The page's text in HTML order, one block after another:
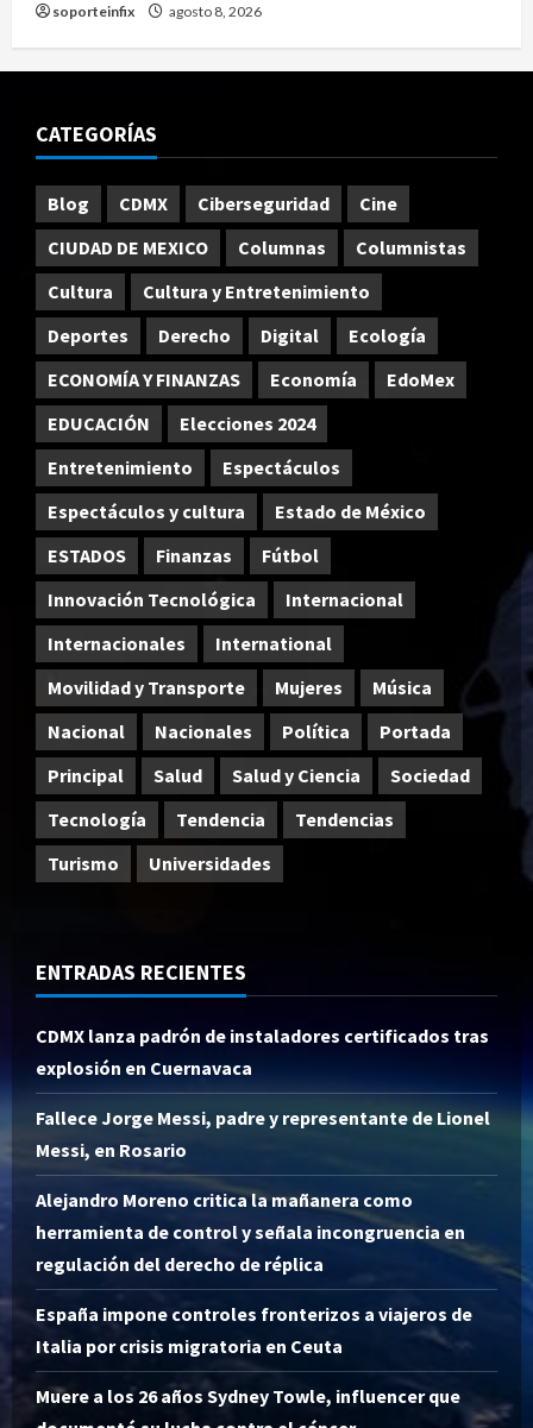
soporteinfix agosto 8, 2026
CATEGORÍAS
Blog CDMX Ciberseguridad
Cine
CIUDAD DE MEXICO
Columnas
Columnistas
Cultura
Cultura y Entretenimiento
Deportes
Derecho Digital
Ecología
ECONOMÍA Y FINANZAS
Economía
EdoMex
EDUCACIÓN
Elecciones 2024
Entretenimiento
Espectáculos
Espectáculos y cultura
Estado de México
ESTADOS
Finanzas
Fútbol
Innovación Tecnológica
Internacional
Internacionales
International
Movilidad y Transporte
Mujeres
Música
Nacional
Nacionales Política
Portada
Principal
Salud Salud y Ciencia
Sociedad
Tecnología
Tendencia
Tendencias
Turismo
Universidades
ENTRADAS RECIENTES
CDMX lanza padrón de instaladores certificados tras
explosión en Cuernavaca
Fallece Jorge Messi, padre y representante de Lionel
Messi, en Rosario
Alejandro Moreno critica la mañanera como
herramienta de control y señala incongruencia en
regulación del derecho de réplica
España impone controles fronterizos a viajeros de
Italia por crisis migratoria en Ceuta
Muere a los 26 años Sydney Towle, influencer que